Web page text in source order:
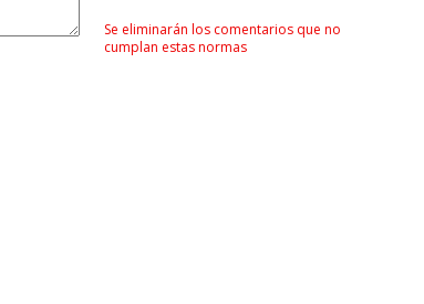
Se eliminarán los comentarios que no
cumplan estas normas